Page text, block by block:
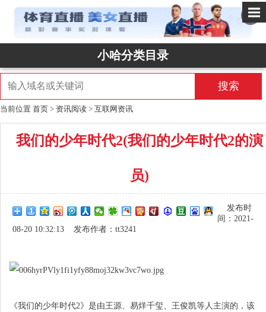
✕
小哈分类目录
搜索
当前位置 首页 > 资讯阅读 > 互联网资讯
我们的少年时代2(我们的少年时代2的演
员)
发布时
间：2021-
08-20 10:32:13 发布作者：tt3241
《我们的少年时代2》是由王源、易烊千玺、王俊凯等人主演的，该